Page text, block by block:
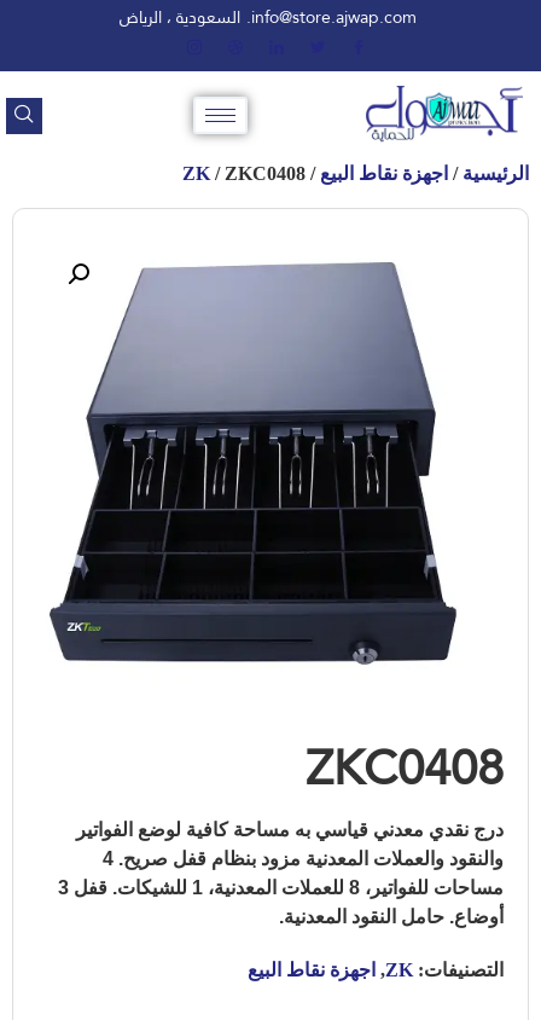
info@store.ajwap.com. السعودية ، الرياض
الرئيسية / اجهزة نقاط البيع /
ZK / ZKC0408
ZKC0408
درج نقدي معدني قياسي به مساحة كافية لوضع الفواتير
والنقود والعملات المعدنية مزود بنظام قفل صريح. 4
مساحات للفواتير، 8 للعملات المعدنية، 1 للشيكات.
قفل 3
أوضاع. حامل النقود المعدنية.
التصنيفات: ZK
, اجهزة نقاط البيع